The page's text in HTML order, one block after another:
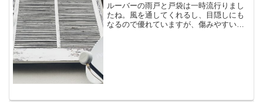
ルーバーの雨戸と戸袋は一時流行りまし
たね。風を通してくれるし、目隠しにも
なるので優れていますが、傷みやすいん